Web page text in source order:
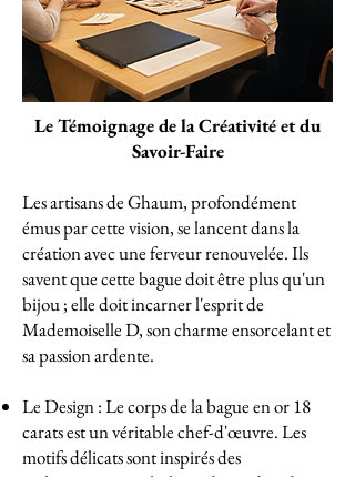
Le Témoignage de la Créativité et du
Savoir-Faire
Les artisans de Ghaum, profondément
émus par cette vision, se lancent dans la
création avec une ferveur renouvelée. Ils
savent que cette bague doit être plus qu'un
bijou ; elle doit incarner l'esprit de
Mademoiselle D, son charme ensorcelant et
sa passion ardente.
Le Design : Le corps de la bague en or 18
carats est un véritable chef-d'œuvre. Les
motifs délicats sont inspirés des